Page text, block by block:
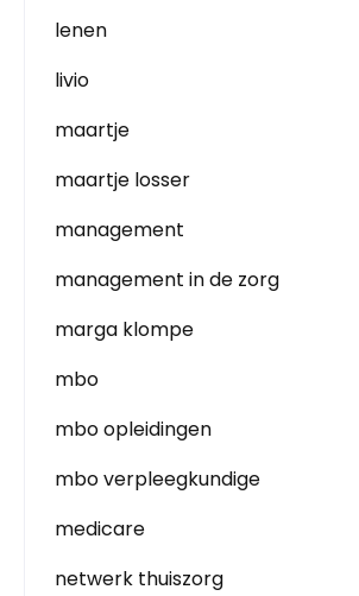
lenen
livio
maartje
maartje losser
management
management in de zorg
marga klompe
mbo
mbo opleidingen
mbo verpleegkundige
medicare
netwerk thuiszorg